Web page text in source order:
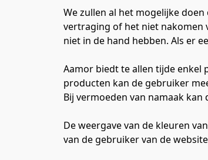
We zullen al het mogelijke
vertraging of het niet nakomen
niet in de hand hebben. Als er
Aamor biedt te allen tijde enkel
producten kan de gebruiker
Bij vermoeden van namaak
De weergave van de kleuren
van de gebruiker van de